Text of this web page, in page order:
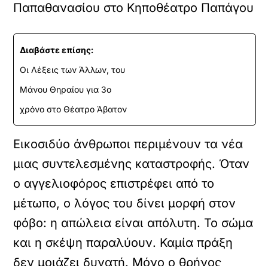
Παπαθανασίου στο Κηποθέατρο Παπάγου
Διαβάστε επίσης:
Οι Λέξεις των Άλλων, του
Μάνου Θηραίου για 3ο
χρόνο στο Θέατρο Άβατον
Εικοσιδύο άνθρωποι περιμένουν τα νέα
μιας συντελεσμένης καταστροφής. Όταν
ο αγγελιοφόρος επιστρέφει από το
μέτωπο, ο λόγος του δίνει μορφή στον
φόβο: η απώλεια είναι απόλυτη. Το σώμα
και η σκέψη παραλύουν. Καμία πράξη
δεν μοιάζει δυνατή. Μόνο ο θρήνος